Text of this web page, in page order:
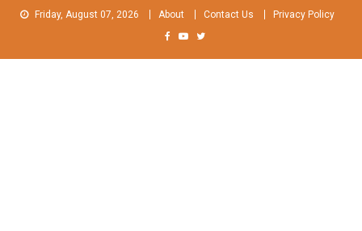
Friday, August 07, 2026 About Contact Us Privacy Policy